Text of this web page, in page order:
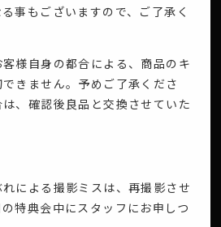
事もございますので、ご了承く
様自身の都合による、商品のキ
きません。予めご了承くださ
、確認後良品と交換させていた
による撮影ミスは、再撮影させ
特典会中にスタッフにお申しつ